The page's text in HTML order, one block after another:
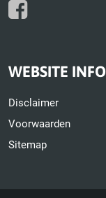
WEBSITE INFO
Disclaimer
Voorwaarden
Sitemap